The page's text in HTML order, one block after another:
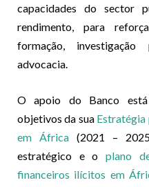
capacidades do sector
rendimento, para
formação,
advocacia.
O apoio do Banco
objetivos da sua Estratégia
em África (2021 –
estratégico e o plano
financeiros ilícitos em